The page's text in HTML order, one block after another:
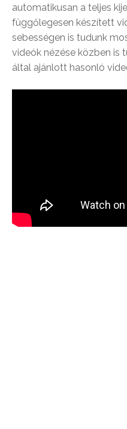
automatikusan a teljes
függőlegesen készített
sebességen is tudunk
videók nézése közben is
által ajánlott hasonló